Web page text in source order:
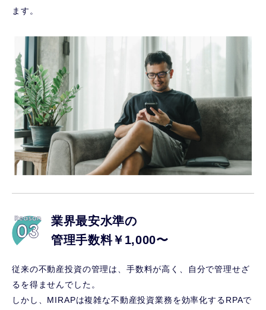
ます。
業界最安水準の
管理手数料￥1,000〜
従来の不動産投資の管理は、手数料が高く、自分で管理せざ
るを得ませんでした。
しかし、MIRAPは複雑な不動産投資業務を効率化するRPAで